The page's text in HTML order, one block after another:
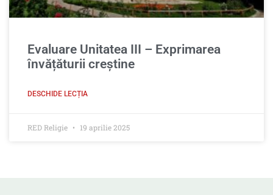
Evaluare Unitatea III – Exprimarea
învățăturii creștine
DESCHIDE LECȚIA
RED Religie 19 aprilie 2025